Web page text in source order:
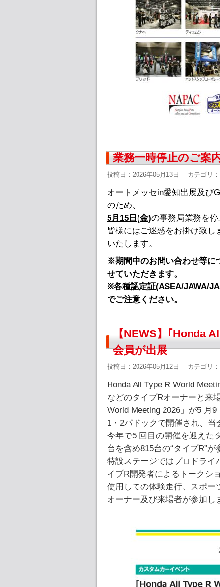
業務一時停止のご案
投稿日：2026年05月13日 カテゴリ：
オートメッセin愛知出展及び
のため、
5月15日(金)の事務局業務を
皆様にはご迷惑をお掛け致し
いたします。
※期間中のお問い合わせ等に
せていただきます。
※各種認定証(ASEA/JAWA/
でご注意ください。
【NEWS】｢Honda
会員が出展
投稿日：2026年05月12日 カテゴリ：
Honda All Type R World
などのタイプRオーナーと来
World Meeting 2026」が5 月
1・2パドックで開催され、
今年で5 回目の開催を迎えた
台を含め815台の“タイプR”
特設ステージではプロドライ
イプR開発者によるトークシ
使用しての体験走行、スポー
オーナー及び来場者が参加し